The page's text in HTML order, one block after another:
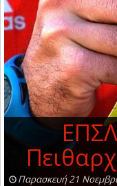
Παρασκευή 21